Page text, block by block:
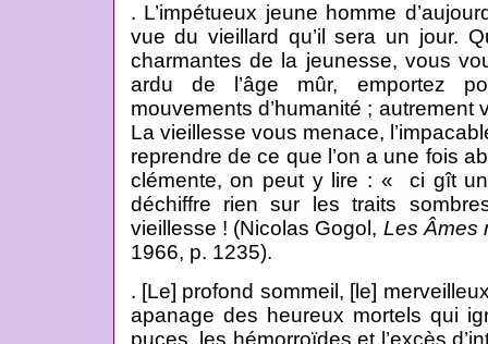
. L’impétueux jeune homme
vue du vieillard qu’il sera un jour.
charmantes de la jeunesse, vous
ardu de l’âge mûr, emportez
mouvements d’humanité ;
La vieillesse vous menace,
reprendre de ce que l’on a une fois
clémente, on peut y lire : « ci gît
déchiffre rien sur les traits
vieillesse ! (Nicolas Gogol, Les Âmes
1966, p. 1235).
. [Le] profond sommeil, [le]
apanage des heureux mortels qui
puces, les hémorroïdes et l’excès